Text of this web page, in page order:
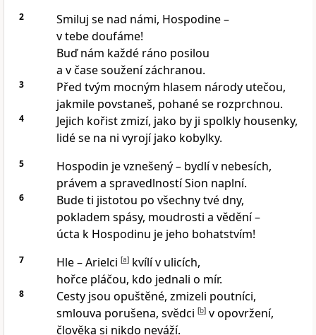
2
Smiluj se nad námi, Hospodine –
v tebe doufáme!
Buď nám každé ráno posilou
a v čase soužení záchranou.
3
Před tvým mocným hlasem národy utečou,
jakmile povstaneš, pohané se rozprchnou.
4
Jejich kořist zmizí, jako by ji spolkly housenky,
lidé se na ni vyrojí jako kobylky.
5
Hospodin je vznešený – bydlí v nebesích,
právem a spravedlností Sion naplní.
6
Bude ti jistotou po všechny tvé dny,
pokladem spásy, moudrosti a vědění –
úcta k Hospodinu je jeho bohatstvím!
7 Hle – Arielci [a]kvílí v ulicích,
hořce pláčou, kdo jednali o mír.
8
Cesty jsou opuštěné, zmizeli poutníci,
smlouva porušena, svědci [b]v opovržení,
člověka si nikdo neváží.